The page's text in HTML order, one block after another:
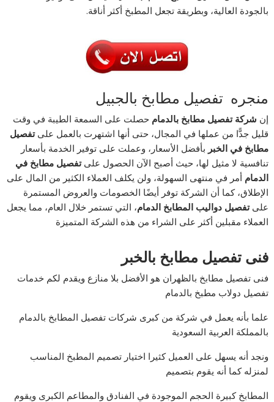
بالجودة العالية، وبطريقة تجعل المطبخ أكثر أناقة.
منجره تفصيل مطابخ بالجبيل
إن شركة تفصيل مطابخ بالدمام حصلت على السمعة الطيبة في وقت
قليل جدًّا من عملها في المجال، حتى أنها اشتهرت بالعمل علىتفصيل
مطابخ في الخبر بأفضل الأسعار، وعملت على توفير الخدمة بأسعار
تنافسية لا مثيل لها، حيث أصبح الآن الحصول علىتفصيل مطابخ في
الدمامأمر في منتهى السهولة، ولن يكلف العملاء الكثير من المال على
الإطلاق، كما أن الشركة توفر أيضًا الخصومات والعروض المستمرة
علىتفصيل دواليب المطابخ الدمام، التي تستمر خلال العام، مما يجعل
العملاء مقبلين أكثر على الشراء من هذه الشركة المتميزة
فنى تفصيل مطابخ بالخبر
فنى تفصيل مطابخ بالظهران هو الأفضل بلا منازع ويقدم لكم خدمات
تفصيل دولاب مطبخ بالدمام
علما بأنه يعمل في شركة من كبرى شركات تفصيل المطابخ بالدمام
بالمملكة العربية السعودية
ونجد أنه يسهل على العميل كثيرا اختيار تصميم المطبخ المناسب
لمنزله كما أنه يقوم بتصميم
المطابخ كبيرة الحجم الموجودة في الفنادق والمطاعم الكبرى ويقوم